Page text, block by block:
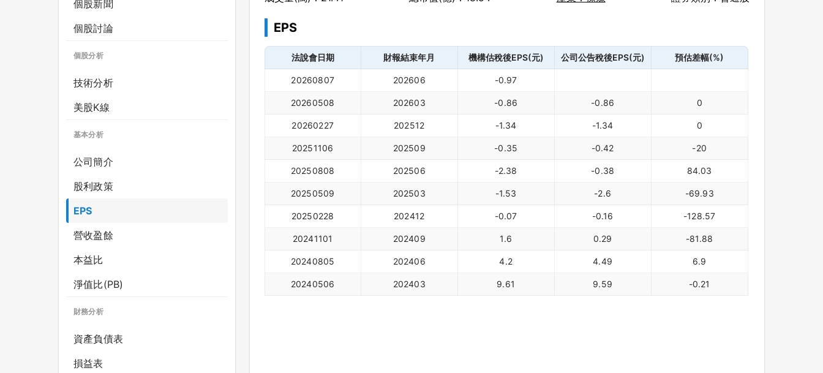
個股新聞
個股討論
個股分析
技術分析
美股K線
基本分析
公司簡介
股利政策
EPS
營收盈餘
本益比
淨值比(PB)
財務分析
資產負債表
損益表
EPS
法說會日期 財報結束年月 機構估稅後EPS(元) 公司公告稅後EPS(元) 預估差幅(%)
20260807 202606 -0.97
20260508 202603 -0.86 -0.86 0
20260227 202512 -1.34 -1.34 0
20251106 202509 -0.35 -0.42 -20
20250808 202506 -2.38 -0.38 84.03
20250509 202503 -1.53 -2.6 -69.93
20250228 202412 -0.07 -0.16 -128.57
20241101 202409 1.6 0.29 -81.88
20240805 202406 4.2 4.49 6.9
20240506 202403 9.61 9.59 -0.21